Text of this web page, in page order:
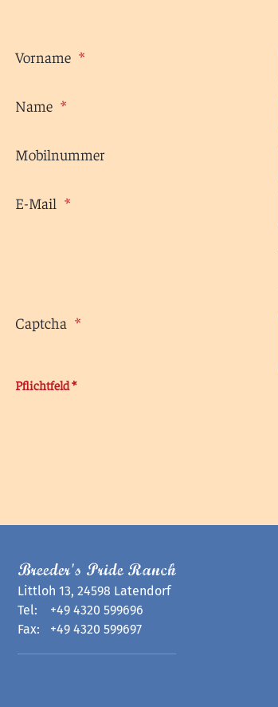
Vorname
Name
Mobilnummer
E-Mail
Captcha
Pflichtfeld *
Breeder's Pride Ranch
Littloh 13, 24598 Latendorf
Tel:
+49 4320 599696
Fax:
+49 4320 599697